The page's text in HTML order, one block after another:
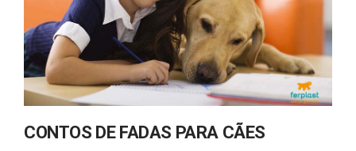
CONTOS DE FADAS PARA CÃES